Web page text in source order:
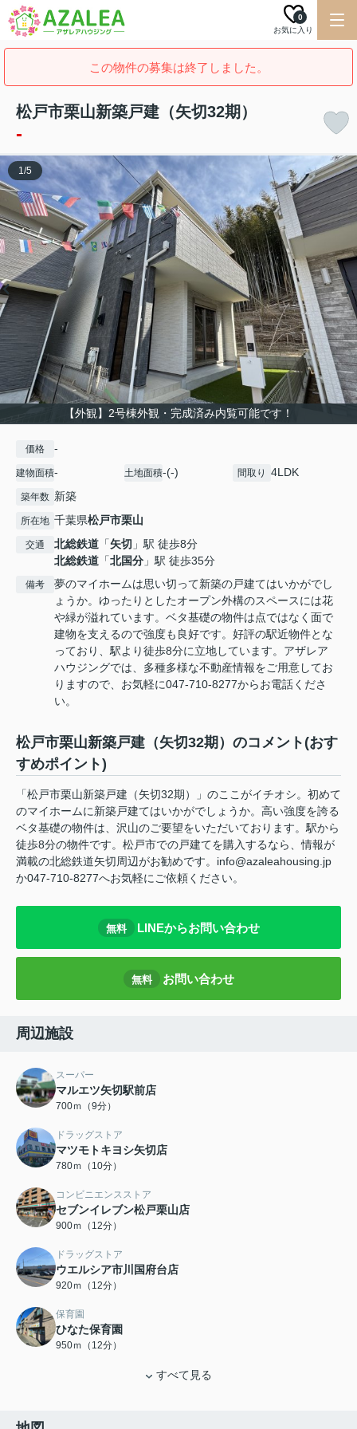
お気に入り
0
この物件の募集は終了しました。
松戸市栗山新築戸建（矢切32期）
-
【外観】2号棟外観・完成済み内覧可能です！
1/5
価格 -
建物面積- 土地面積-(-) 間取り 4LDK
築年数 新築
所在地 千葉県松戸市栗山
交通 北総鉄道 「矢切 」駅 徒歩8分
北総鉄道 「北国分 」駅 徒歩35分
備考
夢のマイホームは思い切って新築の戸建てはいかがでし
ょうか。ゆったりとしたオープン外構のスペースには花
や緑が溢れています。ベタ基礎の物件は点ではなく面で
建物を支えるので強度も良好です。好評の駅近物件とな
っており、駅より徒歩8分に立地しています。アザレア
ハウジングでは、多種多様な不動産情報をご用意してお
りますので、お気軽に047-710-8277からお電話くださ
い。
松戸市栗山新築戸建（矢切32期）のコメント(おす
すめポイント)
「松戸市栗山新築戸建（矢切32期）」のここがイチオシ。初めて
のマイホームに新築戸建てはいかがでしょうか。高い強度を誇る
ベタ基礎の物件は、沢山のご要望をいただいております。駅から
徒歩8分の物件です。松戸市での戸建てを購入するなら、情報が
満載の北総鉄道矢切周辺がお勧めです。info@azaleahousing.jp
か047-710-8277へお気軽にご依頼ください。
無料 LINEからお問い合わせ
無料 お問い合わせ
周辺施設
スーパー
マルエツ矢切駅前店
700ｍ（9分）
ドラッグストア
マツモトキヨシ矢切店
780ｍ（10分）
コンビニエンスストア
セブンイレブン松戸栗山店
900ｍ（12分）
ドラッグストア
ウエルシア市川国府台店
920ｍ（12分）
保育園
ひなた保育園
950ｍ（12分）
すべて見る